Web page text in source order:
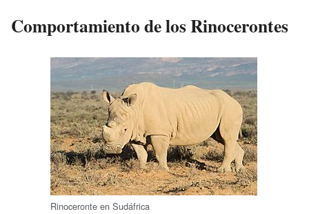
Comportamiento de los Rinocerontes
Rinoceronte en Sudáfrica